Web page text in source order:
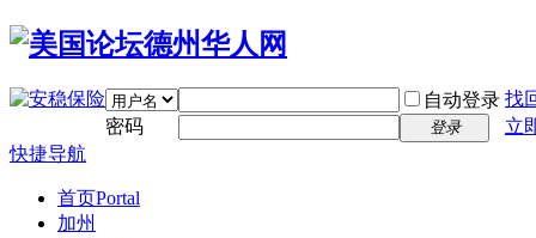
自动登录 找
密码
登录
立
快捷导航
首页Portal
加州